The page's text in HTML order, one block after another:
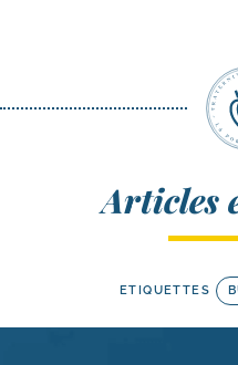
Articles
ETIQUETTES